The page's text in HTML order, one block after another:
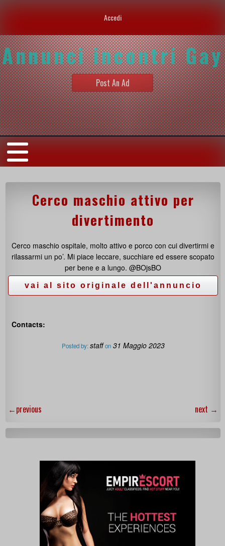
Accedi
Annunci incontri Gay
Post An Ad
Cerco maschio attivo per
divertimento
Cerco maschio ospitale, molto attivo e porco con cui divertirmi e
rilassarmi un po’. Mi piace leccare, succhiare ed essere scopato
per bene e a lungo. @BOjsBO
Contacts:
Posted by:staff on 31 Maggio 2023
←previous next →